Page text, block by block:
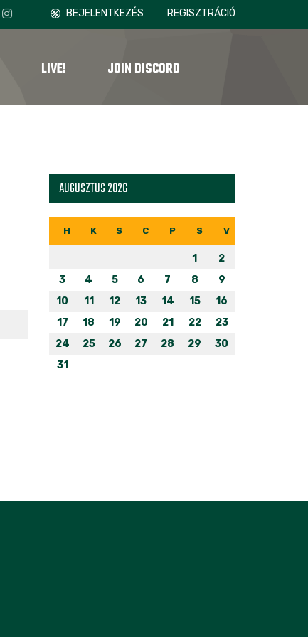
BEJELENTKEZÉS REGISZTRÁCIÓ
LIVE! JOIN DISCORD
AUGUSZTUS 2026
H K S C P S V
1
2
3
4 5 6 7 8
9
10
11 12 13 14 15
16
17
18 19 20 21 22
23
24
25 26 27 28 29
30
31